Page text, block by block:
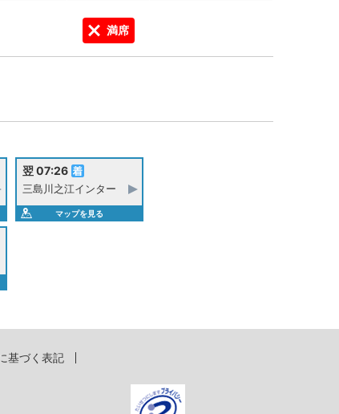
満席
翌 07:26
三島川之江インター
マップを見る
基づく表記